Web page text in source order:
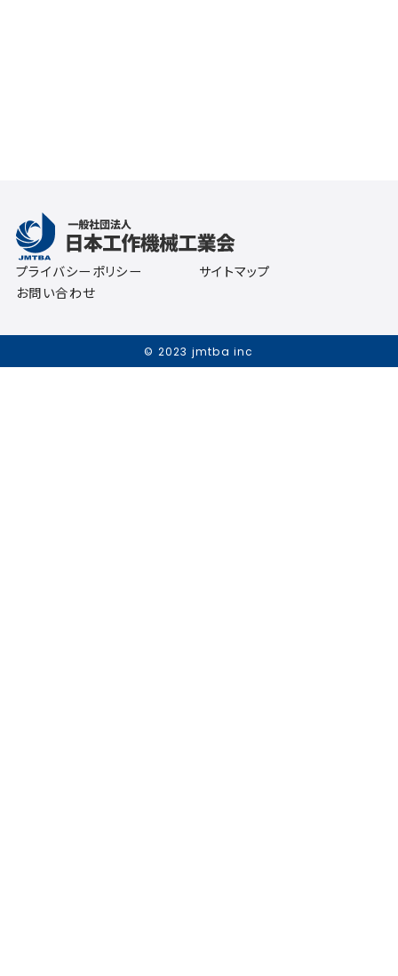
プライバシーポリシー
サイトマップ
お問い合わせ
© 2023 jmtba inc